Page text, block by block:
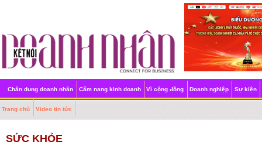
Chân dung doanh nhân Cẩm nang kinh doanh Vì cộng đồng Doanh nghiệp Sự kiện
Trang chủ Video tin tức
SỨC KHỎE